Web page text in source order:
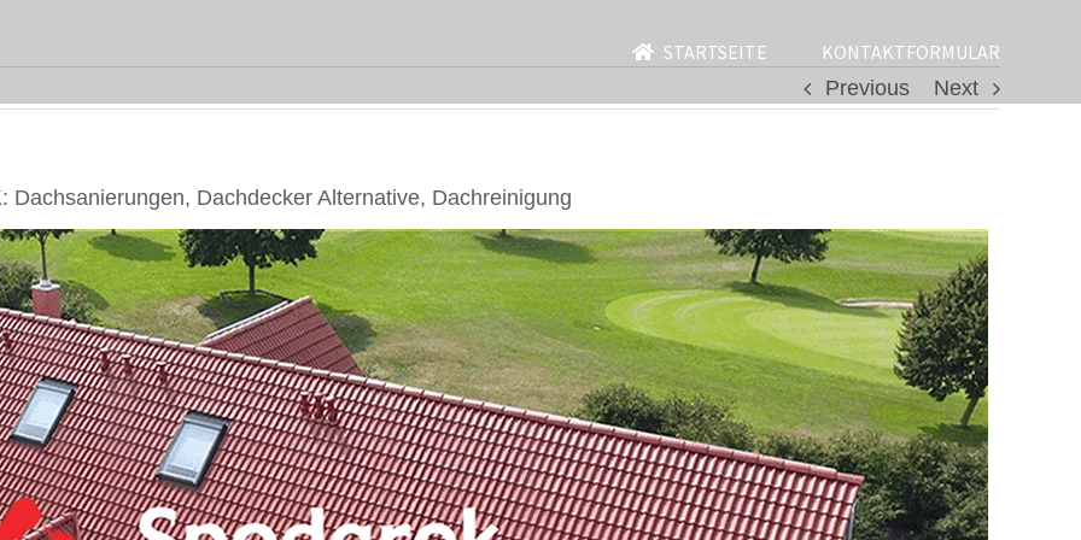
STARTSEITE
KONTAKTFORMULAR
Previous
Next
Dachdecker Alternative, Dachreinigung